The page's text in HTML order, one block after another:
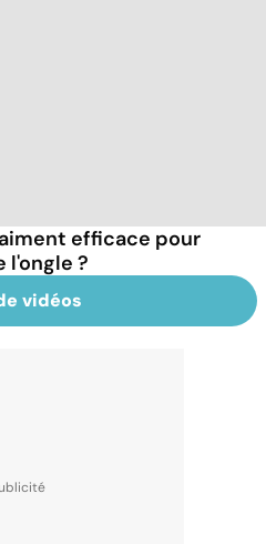
efficace pour
l'ongle ?
vidéos